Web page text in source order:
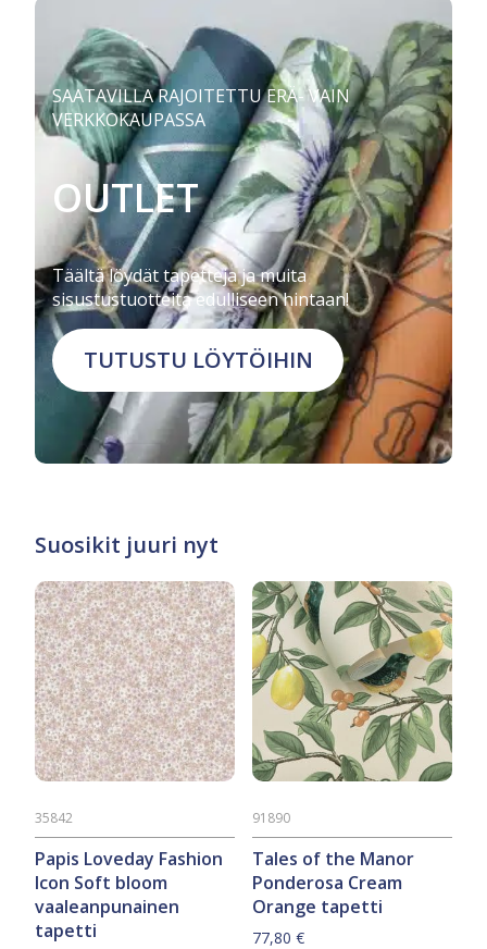
tehdä
valinnat
tuotteen
sivulla.
SAATAVILLA RAJOITETTU ERÄ- VAIN
VERKKOKAUPASSA
OUTLET
Täältä löydät tapetteja ja muita
sisustustuotteita edulliseen hintaan!
TUTUSTU LÖYTÖIHIN
Suosikit juuri nyt
Papis Loveday Fashion
Icon Soft bloom
vaaleanpunainen
tapetti
35842
Tales of the Manor
Ponderosa Cream
Orange tapetti
91890
77,80 €